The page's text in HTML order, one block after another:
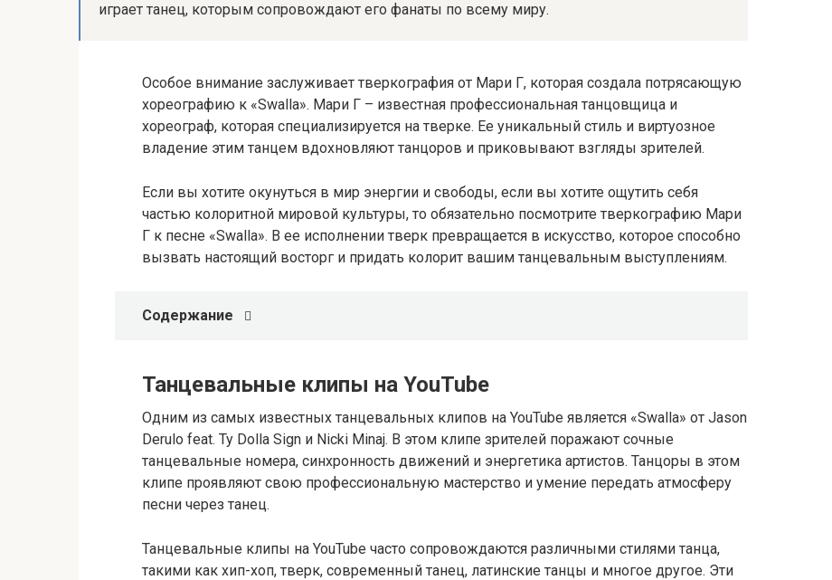
играет танец, которым сопровождают его фанаты по всему миру.
Особое внимание заслуживает тверкография от Мари Г, которая создала потрясающую
хореографию к «Swalla». Мари Г – известная профессиональная танцовщица и
хореограф, которая специализируется на тверке. Ее уникальный стиль и виртуозное
владение этим танцем вдохновляют танцоров и приковывают взгляды зрителей.
Если вы хотите окунуться в мир энергии и свободы, если вы хотите ощутить себя
частью колоритной мировой культуры, то обязательно посмотрите тверкографию Мари
Г к песне «Swalla». В ее исполнении тверк превращается в искусство, которое способно
вызвать настоящий восторг и придать колорит вашим танцевальным выступлениям.
Содержание
Танцевальные клипы на YouTube
Одним из самых известных танцевальных клипов на YouTube является «Swalla» от Jason
Derulo feat. Ty Dolla Sign и Nicki Minaj. В этом клипе зрителей поражают сочные
танцевальные номера, синхронность движений и энергетика артистов. Танцоры в этом
клипе проявляют свою профессиональную мастерство и умение передать атмосферу
песни через танец.
Танцевальные клипы на YouTube часто сопровождаются различными стилями танца,
такими как хип-хоп, тверк, современный танец, латинские танцы и многое другое. Эти